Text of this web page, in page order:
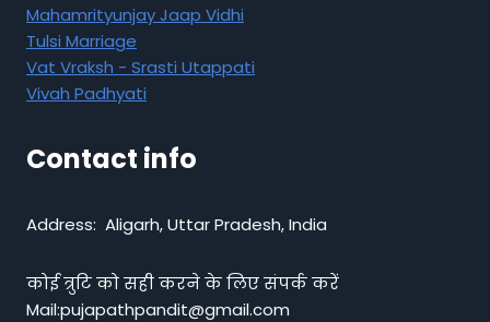
Mahamrityunjay Jaap Vidhi
Tulsi Marriage
Vat Vraksh - Srasti Utappati
Vivah Padhyati
Contact info
Address: Aligarh, Uttar Pradesh, India
कोई त्रुटि को सही करने के लिए संपर्क करें
Mail:pujapathpandit@gmail.com